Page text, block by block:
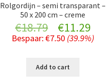
Rolgordijn – semi transparant –
50 x 200 cm – creme
€18.79
Original
price
was:
€11.29
price
Bespaar:€7.50 (39.9%)
Add to cart